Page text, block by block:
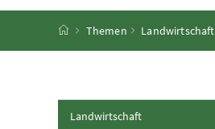
Startseite
Themen Landwirtschaft
Landwirtschaft(aktuelle Seite)